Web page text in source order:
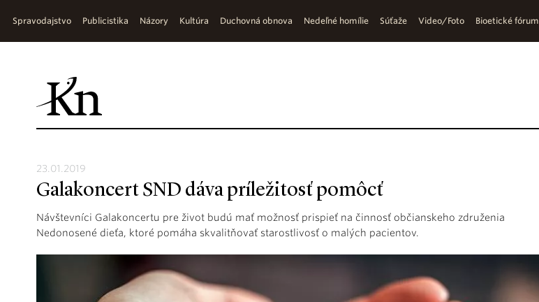
Spravodajstvo Publicistika Názory Kultúra Duchovná obnova Nedeľné homílie Súťaže Video/Foto Bioetické fórum
23.01.2019
Galakoncert SND dáva príležitosť pomôcť
Návštevníci Galakoncertu pre život budú mať možnosť prispieť na činnosť občianskeho združenia
Nedonosené dieťa, ktoré pomáha skvalitňovať starostlivosť o malých pacientov.